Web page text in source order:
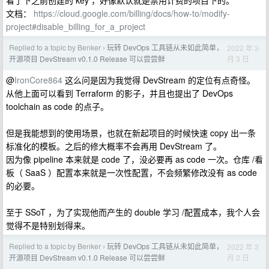
文档： https://cloud.google.com/billing/docs/how-to/modify-
project#disable_billing_for_a_project
Replied to a topic by Benker › 玩转 DevOps 工具链从未如此简单，
开源项目 DevStream v0.1.0 Release 可以尝尝鲜
2022 年 3
月 3 日
@IronCore864 这么问是因为我觉得 DevStream 的定位有点奇怪。
从他上面可以看到 Terraform 的影子，并且也提出了 DevOps
toolchain as code 的点子。
但是我能想到的使用场景，也就在新起项目的时候快速 copy 出一条
标准化的模板。之后的修大概率不会再用 DevStream 了。
因为像 pipeline 本来就是 code 了，没必要再 as code 一次。仓库 /看
板（ SaaS ）配置本来就是一次性配置，不会频繁修改没有 as code
的必要。
至于 SSoT ，为了实现他而产生的 double 学习 /配置成本，我个人会
觉得不是特别划得来。
Replied to a topic by Benker › 玩转 DevOps 工具链从未如此简单，
开源项目 DevStream v0.1.0 Release 可以尝尝鲜
2022 年 3
月 2 日